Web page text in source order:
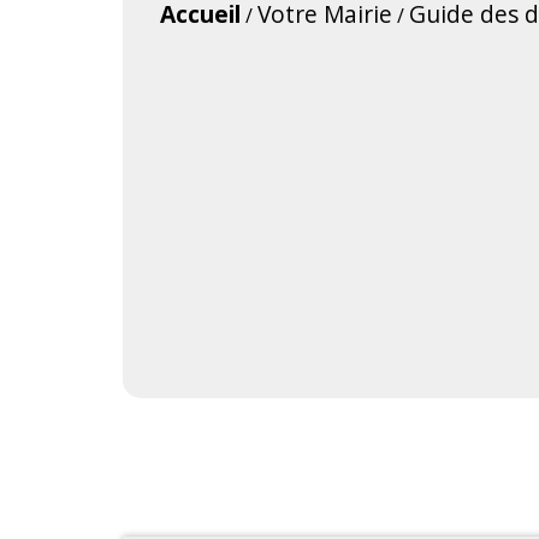
Accueil /Votre Mairie / Guide des